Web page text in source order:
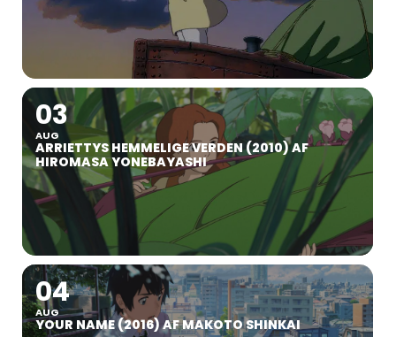
03
AUG
ARRIETTYS HEMMELIGE VERDEN (2010) AF
HIROMASA YONEBAYASHI
04
AUG
YOUR NAME (2016) AF MAKOTO SHINKAI